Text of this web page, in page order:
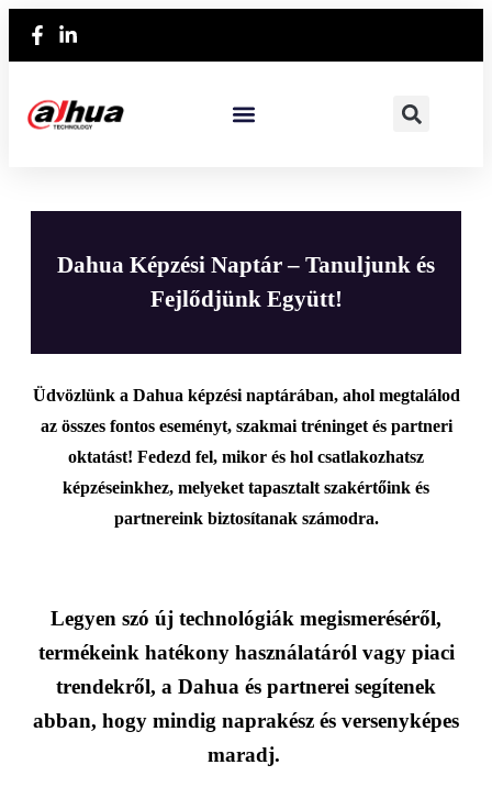
Dahua Képzési Naptár – Tanuljunk és
Fejlődjünk Együtt!
Üdvözlünk a Dahua képzési naptárában, ahol megtalálod
az összes fontos eseményt, szakmai tréninget és partneri
oktatást! Fedezd fel, mikor és hol csatlakozhatsz
képzéseinkhez, melyeket tapasztalt szakértőink és
partnereink biztosítanak számodra.
Legyen szó új technológiák megismeréséről,
termékeink hatékony használatáról vagy piaci
trendekről, a Dahua és partnerei segítenek
abban, hogy mindig naprakész és versenyképes
maradj.